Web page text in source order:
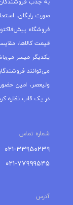
به جذب
صورت رایگان،
فروشگاه
قیمت کالاها،
یکدیگر میسر
می‌توانند
ولیعصر، امین
در یک قاب نظاره
شماره تماس
۰۲۱-۳۳۹۵۰۲۳۹
۰۲۱-۷۷۹۹۹۵۴۵
آدرس